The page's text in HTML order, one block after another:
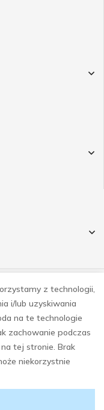
E-SKLEPY INVESTNET
z technologii,
i/lub uzyskiwania
na te technologie
zachowanie podczas
tej stronie. Brak
niekorzystnie